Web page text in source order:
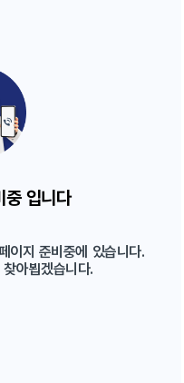
중입니다
이지 준비중에 있습니다.
아뵙겠습니다.